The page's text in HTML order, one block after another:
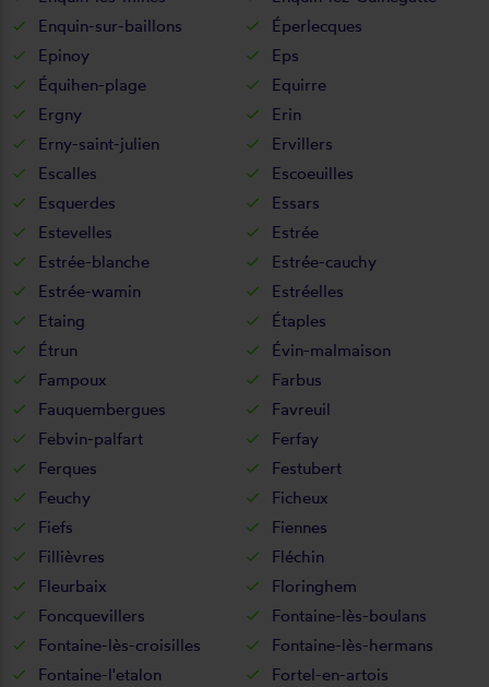
Enquin-sur-baillons
Éperlecques
Epinoy
Eps
Équihen-plage
Equirre
Ergny
Erin
Erny-saint-julien
Ervillers
Escalles
Escoeuilles
Esquerdes
Essars
Estevelles
Estrée
Estrée-blanche
Estrée-cauchy
Estrée-wamin
Estréelles
Etaing
Étaples
Étrun
Évin-malmaison
Fampoux
Farbus
Fauquembergues
Favreuil
Febvin-palfart
Ferfay
Ferques
Festubert
Feuchy
Ficheux
Fiefs
Fiennes
Fillièvres
Fléchin
Fleurbaix
Floringhem
Foncquevillers
Fontaine-lès-boulans
Fontaine-lès-croisilles
Fontaine-lès-hermans
Fontaine-l'etalon
Fortel-en-artois